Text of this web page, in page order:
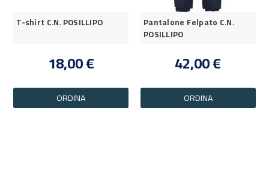
T-shirt C.N. POSILLIPO
18,00 €
ORDINA
Pantalone Felpato C.N.
POSILLIPO
42,00 €
ORDINA